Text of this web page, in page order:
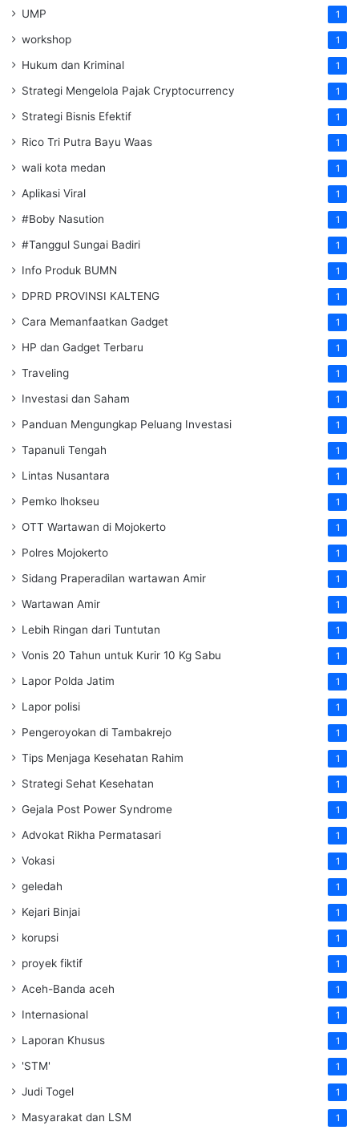
UMP 1
workshop 1
Hukum dan Kriminal 1
Strategi Mengelola Pajak Cryptocurrency 1
Strategi Bisnis Efektif 1
Rico Tri Putra Bayu Waas 1
wali kota medan 1
Aplikasi Viral 1
#Boby Nasution 1
#Tanggul Sungai Badiri 1
Info Produk BUMN 1
DPRD PROVINSI KALTENG 1
Cara Memanfaatkan Gadget 1
HP dan Gadget Terbaru 1
Traveling 1
Investasi dan Saham 1
Panduan Mengungkap Peluang Investasi 1
Tapanuli Tengah 1
Lintas Nusantara 1
Pemko lhokseu 1
OTT Wartawan di Mojokerto 1
Polres Mojokerto 1
Sidang Praperadilan wartawan Amir 1
Wartawan Amir 1
Lebih Ringan dari Tuntutan 1
Vonis 20 Tahun untuk Kurir 10 Kg Sabu 1
Lapor Polda Jatim 1
Lapor polisi 1
Pengeroyokan di Tambakrejo 1
Tips Menjaga Kesehatan Rahim 1
Strategi Sehat Kesehatan 1
Gejala Post Power Syndrome 1
Advokat Rikha Permatasari 1
Vokasi 1
geledah 1
Kejari Binjai 1
korupsi 1
proyek fiktif 1
Aceh-Banda aceh 1
Internasional 1
Laporan Khusus 1
'STM' 1
Judi Togel 1
Masyarakat dan LSM 1